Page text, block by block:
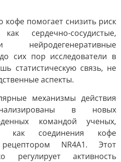
кофе помогает снизить риск
сердечно-сосудистые,
сих пор исследователи в
статистическую связь, не
аспекты.
механизмы действия
в новых
командой ученых,
как соединения кофе
NR4A1. Этот
регулирует активность